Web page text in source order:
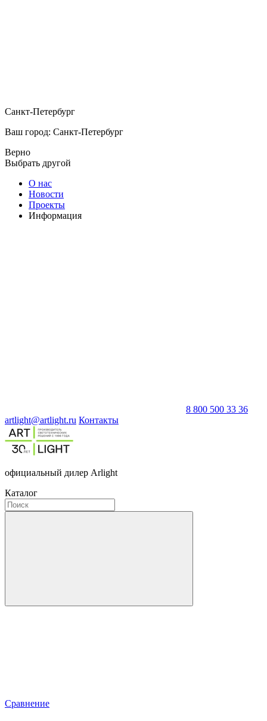
Санкт-Петербург
Ваш город: Санкт-Петербург
Верно
Выбрать другой
О нас
Новости
Проекты
Информация
8 800 500 33 36
artlight@artlight.ru Контакты
официальный дилер Arlight
Каталог
Сравнение